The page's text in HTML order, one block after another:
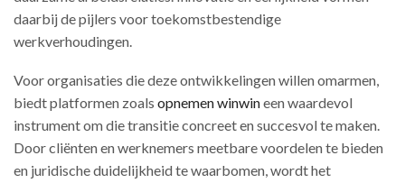
daarbij de pijlers voor toekomstbestendige
werkverhoudingen.
Voor organisaties die deze ontwikkelingen willen omarmen,
biedt platformen zoals opnemen winwineen waardevol
instrument om die transitie concreet en succesvol te maken.
Door cliënten en werknemers meetbare voordelen te bieden
en juridische duidelijkheid te waarbomen, wordt het